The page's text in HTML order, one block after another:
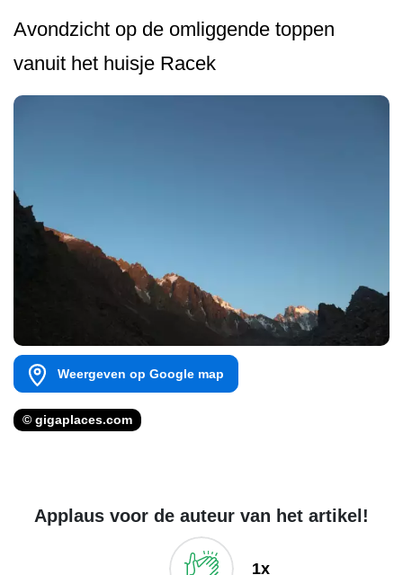
Avondzicht op de omliggende toppen
vanuit het huisje Racek
Weergeven op Google map
© gigaplaces.com
Applaus voor de auteur van het artikel!
1x